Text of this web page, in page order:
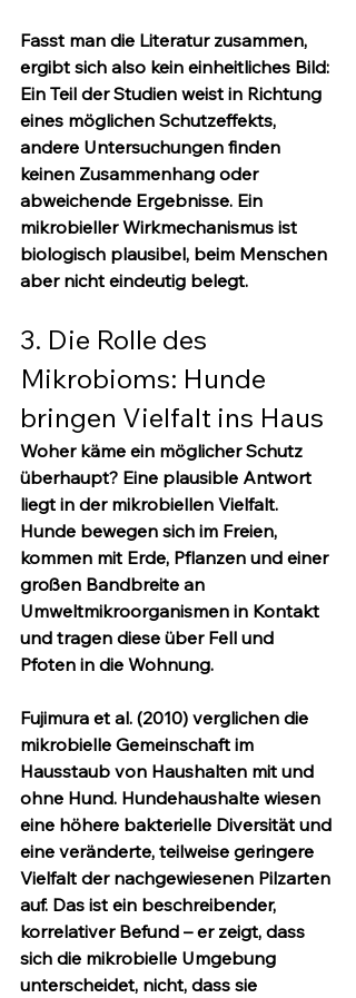
Fasst man die Literatur zusammen,
ergibt sich also kein einheitliches Bild:
Ein Teil der Studien weist in Richtung
eines möglichen Schutzeffekts,
andere Untersuchungen finden
keinen Zusammenhang oder
abweichende Ergebnisse. Ein
mikrobieller Wirkmechanismus ist
biologisch plausibel, beim Menschen
aber nicht eindeutig belegt.
3. Die Rolle des
Mikrobioms: Hunde
bringen Vielfalt ins Haus
Woher käme ein möglicher Schutz
überhaupt? Eine plausible Antwort
liegt in der mikrobiellen Vielfalt.
Hunde bewegen sich im Freien,
kommen mit Erde, Pflanzen und einer
großen Bandbreite an
Umweltmikroorganismen in Kontakt
und tragen diese über Fell und
Pfoten in die Wohnung.
Fujimura et al. (2010) verglichen die
mikrobielle Gemeinschaft im
Hausstaub von Haushalten mit und
ohne Hund. Hundehaushalte wiesen
eine höhere bakterielle Diversität und
eine veränderte, teilweise geringere
Vielfalt der nachgewiesenen Pilzarten
auf. Das ist ein beschreibender,
korrelativer Befund – er zeigt, dass
sich die mikrobielle Umgebung
unterscheidet, nicht, dass sie